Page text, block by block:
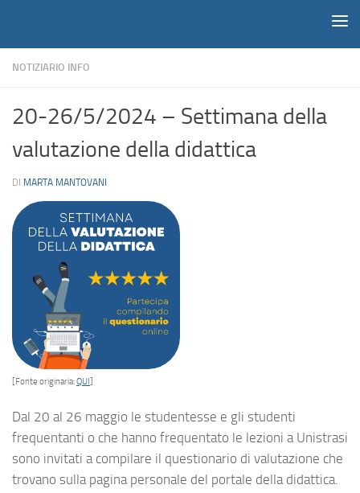
NOTIZIARIO INFO
20-26/5/2024 – Settimana della
valutazione della didattica
DI MARTA MANTOVANI
[Fonte originaria:QUI
Dal 20 al 26 maggio le studentesse e gli studenti
frequentanti o che hanno frequentato le lezioni a Unistrasi
sono invitati a compilare il questionario di valutazione che
trovano sulla pagina personale del portale della didattica.